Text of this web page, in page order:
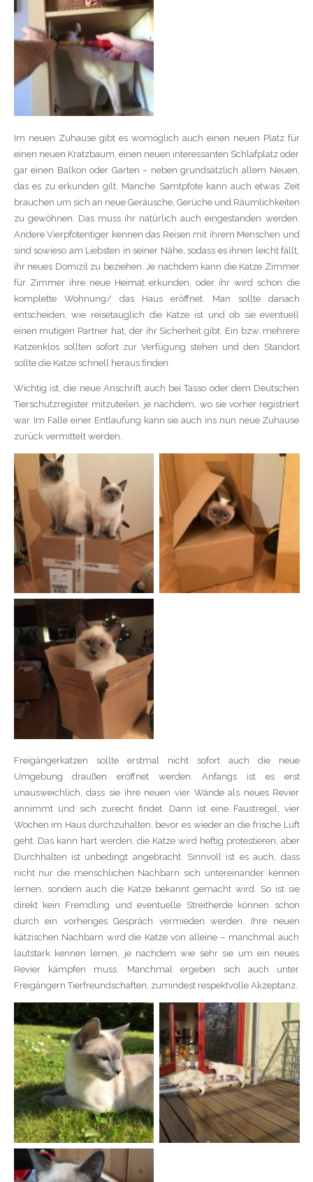
Im neuen Zuhause gibt es womöglich auch einen neuen Platz für
einen neuen Kratzbaum, einen neuen interessanten Schlafplatz oder
gar einen Balkon oder Garten – neben grundsätzlich allem Neuen,
das es zu erkunden gilt. Manche Samtpfote kann auch etwas Zeit
brauchen um sich an neue Geräusche, Gerüche und Räumlichkeiten
zu gewöhnen. Das muss ihr natürlich auch eingestanden werden.
Andere Vierpfotentiger kennen das Reisen mit ihrem Menschen und
sind sowieso am Liebsten in seiner Nähe, sodass es ihnen leicht fällt,
ihr neues Domizil zu beziehen. Je nachdem kann die Katze Zimmer
für Zimmer ihre neue Heimat erkunden, oder ihr wird schon die
komplette Wohnung/ das Haus eröffnet. Man sollte danach
entscheiden, wie reisetauglich die Katze ist und ob sie eventuell
einen mutigen Partner hat, der ihr Sicherheit gibt. Ein bzw. mehrere
Katzenklos sollten sofort zur Verfügung stehen und den Standort
sollte die Katze schnell heraus finden.
Wichtig ist, die neue Anschrift auch bei Tasso oder dem Deutschen
Tierschutzregister mitzuteilen, je nachdem, wo sie vorher registriert
war. Im Falle einer Entlaufung kann sie auch ins nun neue Zuhause
zurück vermittelt werden.
Freigängerkatzen sollte erstmal nicht sofort auch die neue
Umgebung draußen eröffnet werden. Anfangs ist es erst
unausweichlich, dass sie ihre neuen vier Wände als neues Revier
annimmt und sich zurecht findet. Dann ist eine Faustregel, vier
Wochen im Haus durchzuhalten, bevor es wieder an die frische Luft
geht. Das kann hart werden, die Katze wird heftig protestieren, aber
Durchhalten ist unbedingt angebracht. Sinnvoll ist es auch, dass
nicht nur die menschlichen Nachbarn sich untereinander kennen
lernen, sondern auch die Katze bekannt gemacht wird. So ist sie
direkt kein Fremdling und eventuelle Streitherde können schon
durch ein vorheriges Gespräch vermieden werden. Ihre neuen
kätzischen Nachbarn wird die Katze von alleine – manchmal auch
lautstark kennen lernen, je nachdem wie sehr sie um ein neues
Revier kämpfen muss. Manchmal ergeben sich auch unter
Freigängern Tierfreundschaften, zumindest respektvolle Akzeptanz.